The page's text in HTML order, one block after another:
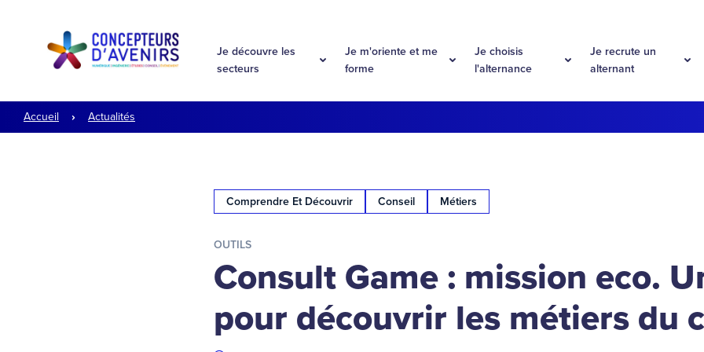
Je découvre les
secteurs
Je m'oriente et me
forme
Je choisis
l'alternance
Je recrute un
alternant
Accueil Actualités
Comprendre Et Découvrir Conseil Métiers
OUTILS
Consult Game : mission eco.
pour découvrir les métiers du